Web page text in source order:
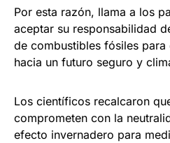
Por esta razón, llama a los
aceptar su responsabilidad
de combustibles fósiles para
hacia un futuro seguro y
Los científicos recalcaron
comprometen con la
efecto invernadero para